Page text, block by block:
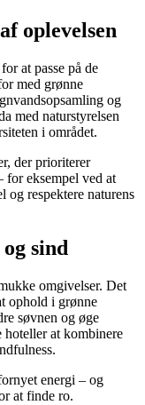
oplevelsen
at passe på de
med grønne
og
med naturstyrelsen
i området.
der prioriterer
for eksempel ved at
respektere naturens
sind
omgivelser. Det
ophold i grønne
søvnen og øge
at kombinere
energi – og
at finde ro.